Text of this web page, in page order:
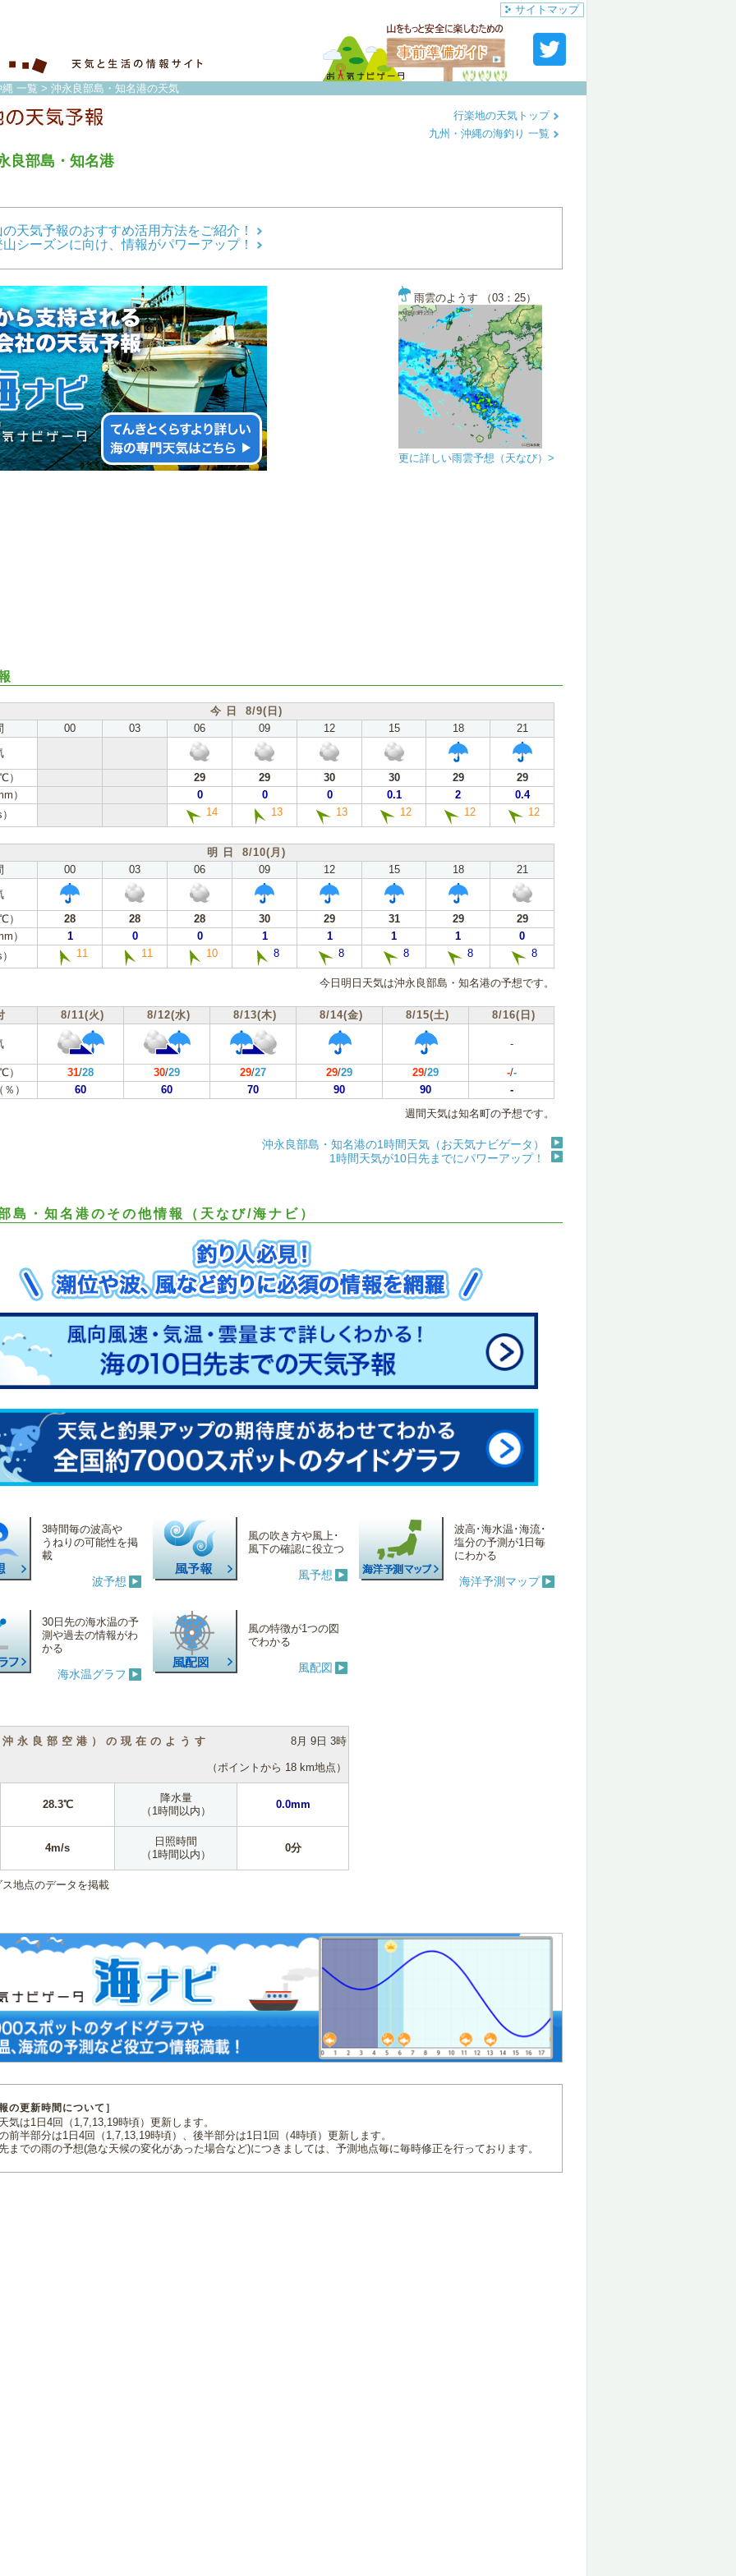
サイトマップ
一覧 > 沖永良部島・知名港の天気
良部島・知名港
行楽地の天気トップ
九州・沖縄の海釣り 一覧
天気予報のおすすめ活用方法をご紹介！
シーズンに向け、情報がパワーアップ！
雨雲のようす （03：25）
更に詳しい雨雲予想（天なび）>
今 日 8/9(日)
00 03 06 09 12 15 18
21
29 29 30 30 29
29
）
0 0 0 0.1 2
0.4
14 13 13 12 12 12
明 日 8/10(月)
00 03 06 09 12 15 18
21
28 28 28 30 29 31 29
29
）
1 0 0 1 1 1 1
0
11 11 10 8 8 8 8 8
今日明日天気は沖永良部島・知名港の予想です。
8/11(火) 8/12(水) 8/13(木) 8/14(金) 8/15(土) 8/16(日)
-
31/28 30/29 29/27 29/29 29/29 -/-
）
60 60 70 90 90
-
週間天気は知名町の予想です。
沖永良部島・知名港の1時間天気（お天気ナビゲータ）
1時間天気が10日先までにパワーアップ！
島・知名港のその他情報（天なび/海ナビ）
3時間毎の波高や
うねりの可能性を掲
載
波予想
風の吹き方や風上･
風下の確認に役立つ
風予想
波高･海水温･海流･
塩分の予測が1日毎
にわかる
海洋予測マップ
30日先の海水温の予
測や過去の情報がわ
かる
海水温グラフ
風の特徴が1つの図
でわかる
風配図
永良部空港）の現在のようす 8月 9日 3時
（ポイントから 18 km地点）
28.3℃
降水量
（1時間以内）
0.0mm
4m/s
日照時間
（1時間以内）
0分
地点のデータを掲載
の更新時間について］
気は1日4回（1,7,13,19時頃）更新します。
前半部分は1日4回（1,7,13,19時頃）、後半部分は1日1回（4時頃）更新します。
までの雨の予想(急な天候の変化があった場合など)につきましては、予測地点毎に毎時修正を行っております。